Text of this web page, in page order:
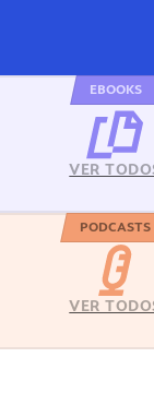
EBOOKS
VER
PODCASTS
VER